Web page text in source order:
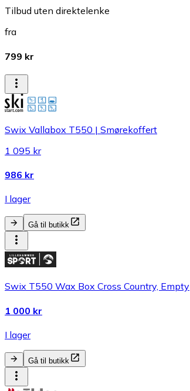
Tilbud uten direktelenke
fra
799 kr
Swix Vallabox T550 | Smørekoffert
1 095 kr
986 kr
I lager
Gå til butikk
Swix T550 Wax Box Cross Country, Empty
1 000 kr
I lager
Gå til butikk